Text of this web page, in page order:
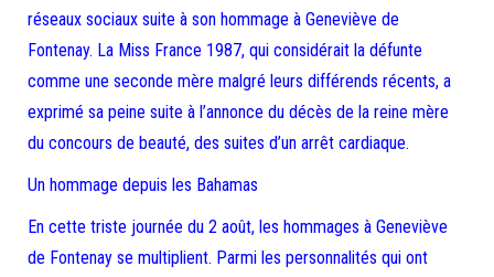
réseaux sociaux suite à son hommage à Geneviève de
Fontenay. La Miss France 1987, qui considérait la défunte
comme une seconde mère malgré leurs différends récents, a
exprimé sa peine suite à l’annonce du décès de la reine mère
du concours de beauté, des suites d’un arrêt cardiaque.
Un hommage depuis les Bahamas
En cette triste journée du 2 août, les hommages à Geneviève
de Fontenay se multiplient. Parmi les personnalités qui ont